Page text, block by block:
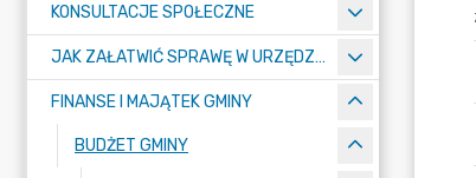
KONSULTACJE SPOŁECZNE
JAK ZAŁATWIĆ SPRAWĘ W URZĘDZIE ? - KARTY USŁUG I FORMULARZE
FINANSE I MAJĄTEK GMINY
BUDŻET GMINY